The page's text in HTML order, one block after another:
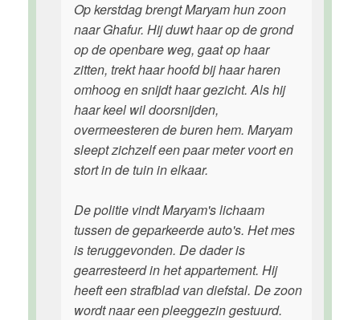
Op kerstdag brengt Maryam hun zoon
naar Ghafur. Hij duwt haar op de grond
op de openbare weg, gaat op haar
zitten, trekt haar hoofd bij haar haren
omhoog en snijdt haar gezicht. Als hij
haar keel wil doorsnijden,
overmeesteren de buren hem. Maryam
sleept zichzelf een paar meter voort en
stort in de tuin in elkaar.
De politie vindt Maryam's lichaam
tussen de geparkeerde auto's. Het mes
is teruggevonden. De dader is
gearresteerd in het appartement. Hij
heeft een strafblad van diefstal. De zoon
wordt naar een pleeggezin gestuurd.